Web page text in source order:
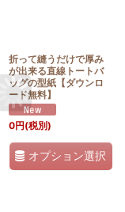
折って縫うだけで厚み
が出来る直線トートバ
ッグの型紙【ダウンロ
ード無料】
0円(税別)
オプション選択